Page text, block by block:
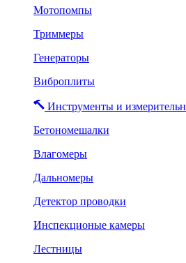
Мотопомпы
Триммеры
Генераторы
Виброплиты
Инструменты и
Бетономешалки
Влагомеры
Дальномеры
Детектор проводки
Инспекционые камеры
Лестницы